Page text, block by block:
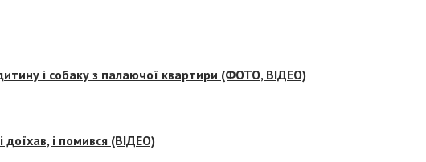
і собаку з палаючої квартири (ФОТО, ВІДЕО)
і помився (ВІДЕО)